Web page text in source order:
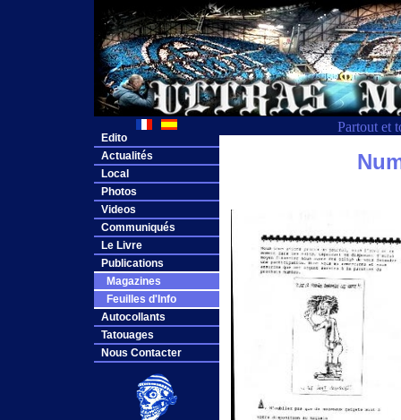
Partout et
Edito
Actualités
Local
Photos
Videos
Communiqués
Le Livre
Publications
Magazines
Feuilles d'Info
Autocollants
Tatouages
Nous Contacter